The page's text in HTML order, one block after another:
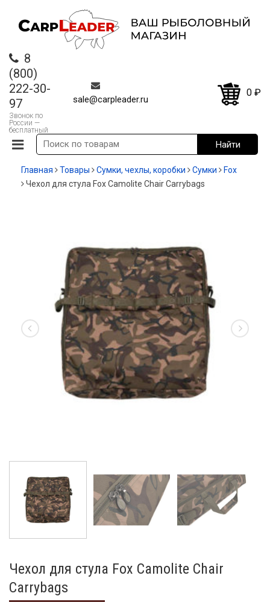
8
(800)
222-30-
97
Звонок по
России —
бесплатный
sale@carpleader.ru
0 ₽
Главная Товары Сумки, чехлы, коробки Cумки
Fox
Чехол для стула Fox Camolite Chair Carrybags
Чехол для стула Fox Camolite Chair
Carrybags